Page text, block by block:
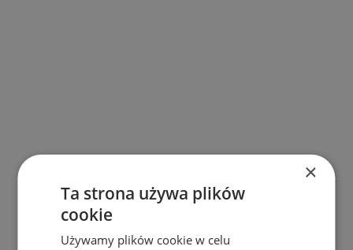
×
Ta strona używa plików
cookie
Używamy plików cookie w celu